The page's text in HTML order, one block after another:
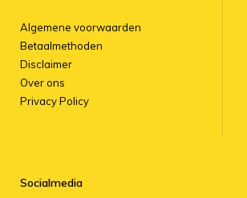
Algemene voorwaarden
Betaalmethoden
Disclaimer
Over ons
Privacy Policy
Socialmedia